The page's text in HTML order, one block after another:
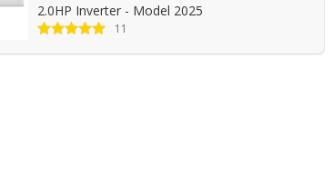
2.0HP Inverter - Model 2025
11